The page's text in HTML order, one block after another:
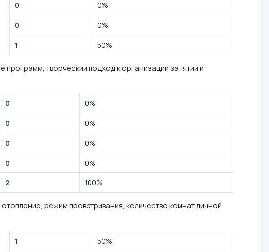
0 0%
0 0%
1 50%
творческий подход к организации занятий и
0 0%
0 0%
0 0%
0 0%
2 100%
режим проветривания, количество комнат личной
1 50%